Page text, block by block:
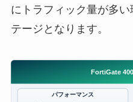
にトラフィック量が多
テージとなります。
FortiGate
パフォーマンス